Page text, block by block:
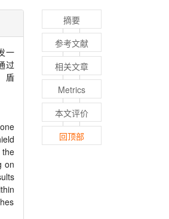
一
过
盾
on
摘要
参考文献
相关文章
Metrics
本文评价
回顶部